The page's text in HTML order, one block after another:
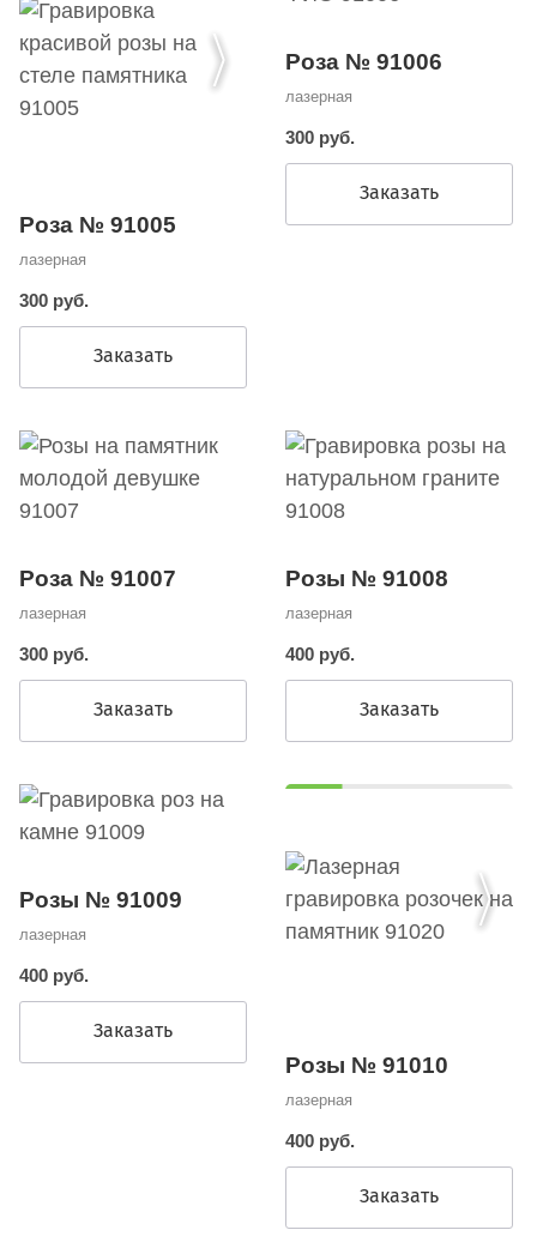
Роза № 91005
лазерная
300 руб.
Заказать
Роза № 91006
лазерная
300 руб.
Заказать
Роза № 91007
лазерная
300 руб.
Заказать
Розы № 91008
лазерная
400 руб.
Заказать
Розы № 91009
лазерная
400 руб.
Заказать
Розы № 91010
лазерная
400 руб.
Заказать